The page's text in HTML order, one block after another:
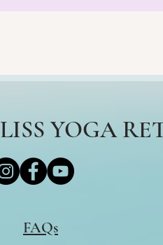
FAQs
YOGA